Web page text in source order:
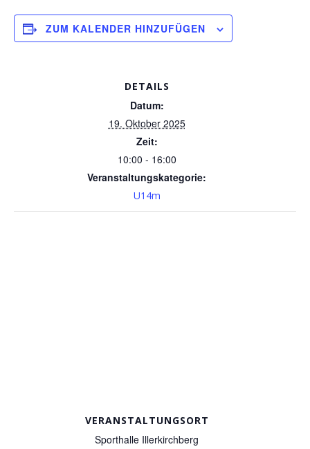
ZUM KALENDER HINZUFÜGEN
DETAILS
Datum:
19. Oktober 2025
Zeit:
10:00 - 16:00
Veranstaltungskategorie:
U14m
VERANSTALTUNGSORT
Sporthalle Illerkirchberg